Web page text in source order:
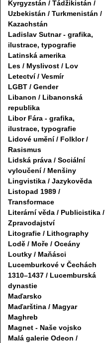
Kyrgyzstán / Tádžikistán /
Uzbekistán / Turkmenistán /
Kazachstán
Ladislav Sutnar - grafika,
ilustrace, typografie
Latinská amerika
Les / Myslivost / Lov
Letectví / Vesmír
LGBT / Gender
Libanon / Libanonská
republika
Libor Fára - grafika,
ilustrace, typografie
Lidové umění / Folklor /
Rasismus
Lidská práva / Sociální
vyloučení / Menšiny
Lingvistika / Jazykověda
Listopad 1989 /
Transformace
Literární věda / Publicistika /
Zpravodajství
Litografie / Lithography
Lodě / Moře / Oceány
Loutky / Maňásci
Lucemburkové v Čechách
1310–1437 / Lucemburská
dynastie
Maďarsko
Maďarština / Magyar
Maghreb
Magnet - Naše vojsko
Malá galerie Odeon /